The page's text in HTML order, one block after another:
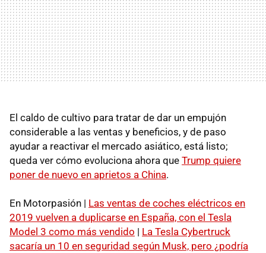
El caldo de cultivo para tratar de dar un empujón
considerable a las ventas y beneficios, y de paso
ayudar a reactivar el mercado asiático, está listo;
queda ver cómo evoluciona ahora que Trump quiere
poner de nuevo en aprietos a China.
En Motorpasión | Las ventas de coches eléctricos en
2019 vuelven a duplicarse en España, con el Tesla
Model 3 como más vendido | La Tesla Cybertruck
sacaría un 10 en seguridad según Musk, pero ¿podría